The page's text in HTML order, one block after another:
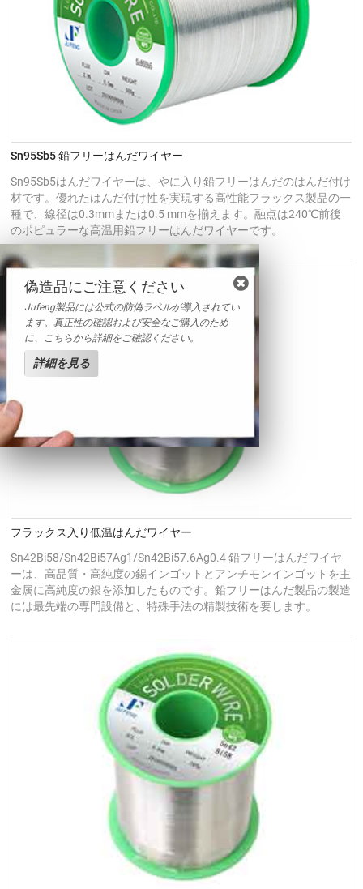
Sn95Sb5 鉛フリーはんだワイヤー
Sn95Sb5はんだワイヤーは、やに入り鉛フリーはんだのはんだ付け
材です。優れたはんだ付け性を実現する高性能フラックス製品の一
種で、線径は0.3mmまたは0.5 mmを揃えます。融点は240℃前後
のポピュラーな高温用鉛フリーはんだワイヤーです。
フラックス入り低温はんだワイヤー
Sn42Bi58/Sn42Bi57Ag1/Sn42Bi57.6Ag0.4 鉛フリーはんだワイヤ
ーは、高品質・高純度の錫インゴットとアンチモンインゴットを主
金属に高純度の銀を添加したものです。鉛フリーはんだ製品の製造
には最先端の専門設備と、特殊手法の精製技術を要します。
偽造品にご注意ください
Jufeng製品には公式の防偽ラベルが導入されてい
ます。真正性の確認および安全なご購入のため
に、こちらから詳細をご確認ください。
詳細を見る